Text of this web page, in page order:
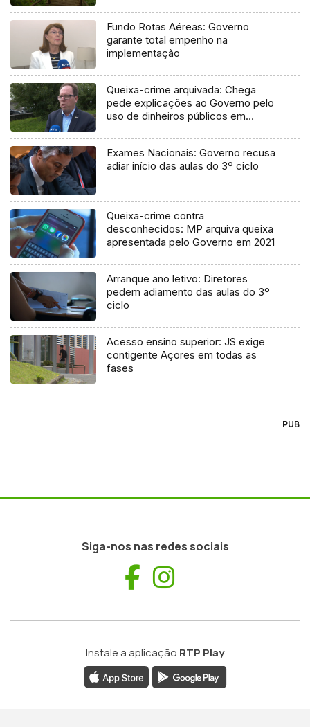
Fundo Rotas Aéreas: Governo
garante total empenho na
implementação
Queixa-crime arquivada: Chega
pede explicações ao Governo pelo
uso de dinheiros públicos em
Exames Nacionais: Governo recusa
adiar início das aulas do 3º ciclo
Queixa-crime contra
desconhecidos: MP arquiva queixa
apresentada pelo Governo em 2021
Arranque ano letivo: Diretores
pedem adiamento das aulas do 3º
ciclo
Acesso ensino superior: JS exige
contigente Açores em todas as
fases
PUB
Siga-nos nas redes sociais
Facebook
Instale a aplicação RTP Play